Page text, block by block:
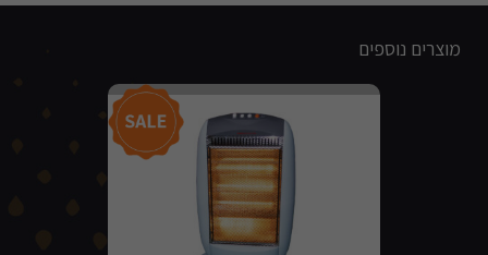
מוצרים נוספים